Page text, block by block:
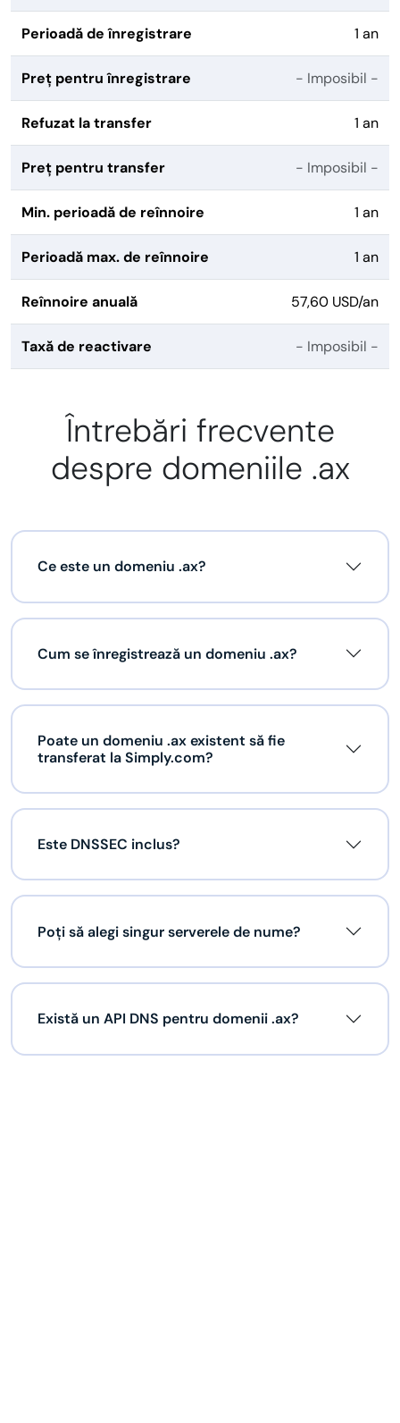
Perioadă de înregistrare 1 an
Preț pentru înregistrare - Imposibil -
Refuzat la transfer 1 an
Preț pentru transfer - Imposibil -
Min. perioadă de reînnoire 1 an
Perioadă max. de reînnoire 1 an
Reînnoire anuală 57,60 USD/an
Taxă de reactivare - Imposibil -
Întrebări frecvente
despre domeniile .ax
Ce este un domeniu .ax?
Cum se înregistrează un domeniu .ax?
Poate un domeniu .ax existent să fie
transferat la Simply.com?
Este DNSSEC inclus?
Poți să alegi singur serverele de nume?
Există un API DNS pentru domenii .ax?